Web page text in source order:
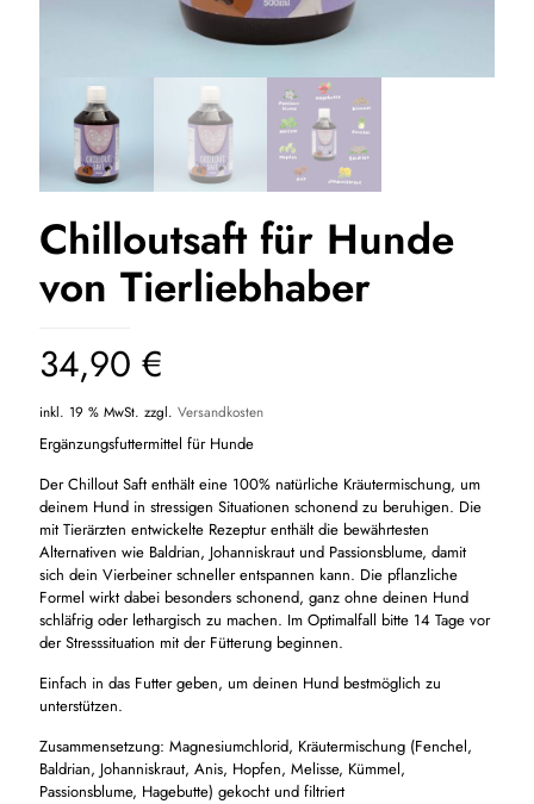
Chilloutsaft für Hunde
von Tierliebhaber
34,90 €
inkl. 19 % MwSt. zzgl. Versandkosten
Ergänzungsfuttermittel für Hunde
Der Chillout Saft enthält eine 100% natürliche Kräutermischung, um
deinem Hund in stressigen Situationen schonend zu beruhigen. Die
mit Tierärzten entwickelte Rezeptur enthält die bewährtesten
Alternativen wie Baldrian, Johanniskraut und Passionsblume, damit
sich dein Vierbeiner schneller entspannen kann. Die pflanzliche
Formel wirkt dabei besonders schonend, ganz ohne deinen Hund
schläfrig oder lethargisch zu machen. Im Optimalfall bitte 14 Tage vor
der Stresssituation mit der Fütterung beginnen.
Einfach in das Futter geben, um deinen Hund bestmöglich zu
unterstützen.
Zusammensetzung: Magnesiumchlorid, Kräutermischung (Fenchel,
Baldrian, Johanniskraut, Anis, Hopfen, Melisse, Kümmel,
Passionsblume, Hagebutte) gekocht und filtriert